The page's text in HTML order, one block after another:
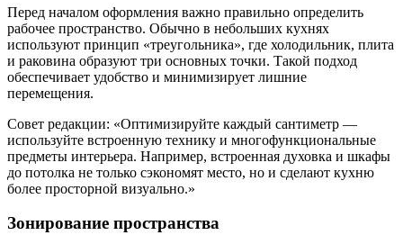
Перед началом оформления важно правильно определить
рабочее пространство. Обычно в небольших кухнях
используют принцип «треугольника», где холодильник, плита
и раковина образуют три основных точки. Такой подход
обеспечивает удобство и минимизирует лишние
перемещения.
Совет редакции: «Оптимизируйте каждый сантиметр —
используйте встроенную технику и многофункциональные
предметы интерьера. Например, встроенная духовка и шкафы
до потолка не только сэкономят место, но и сделают кухню
более просторной визуально.»
Зонирование пространства